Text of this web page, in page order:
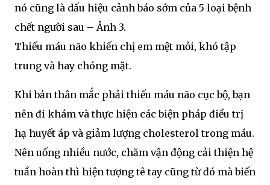
nó cũng là dấu hiệu cảnh báo sớm của 5 loại bệnh
chết người sau – Ảnh 3.
Thiếu máu não khiến chị em mệt mỏi, khó tập
trung và hay chóng mặt.
Khi bản thân mắc phải thiếu máu não cục bộ, bạn
nên đi khám và thực hiện các biện pháp điều trị
hạ huyết áp và giảm lượng cholesterol trong máu.
Nên uống nhiều nước, chăm vận động cải thiện hệ
tuần hoàn thì hiện tượng tê tay cũng từ đó mà biến